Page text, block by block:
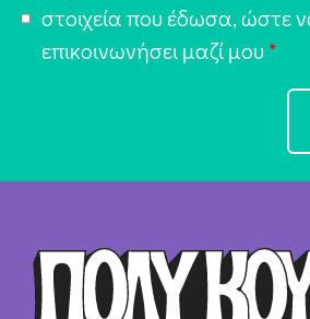
π
ή
στοιχεία που έδωσα, ώστε
επικοινωνήσει μαζί μου *